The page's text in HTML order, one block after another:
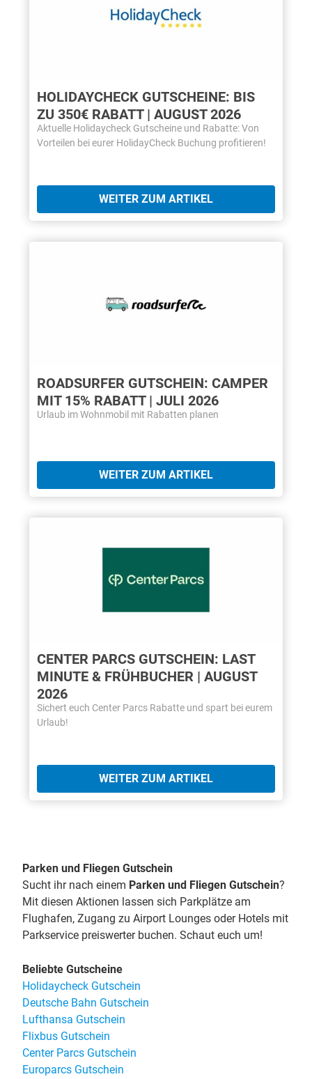
HOLIDAYCHECK GUTSCHEINE: BIS
ZU 350€ RABATT | AUGUST 2026
Aktuelle Holidaycheck Gutscheine und Rabatte: Von
Vorteilen bei eurer HolidayCheck Buchung profitieren!
WEITER ZUM ARTIKEL
ROADSURFER GUTSCHEIN: CAMPER
MIT 15% RABATT | JULI 2026
Urlaub im Wohnmobil mit Rabatten planen
WEITER ZUM ARTIKEL
CENTER PARCS GUTSCHEIN: LAST
MINUTE & FRÜHBUCHER | AUGUST
2026
Sichert euch Center Parcs Rabatte und spart bei eurem
Urlaub!
WEITER ZUM ARTIKEL
Parken und Fliegen Gutschein
Sucht ihr nach einem Parken und Fliegen Gutschein?
Mit diesen Aktionen lassen sich Parkplätze am
Flughafen, Zugang zu Airport Lounges oder Hotels mit
Parkservice preiswerter buchen. Schaut euch um!
Beliebte Gutscheine
Holidaycheck Gutschein
Deutsche Bahn Gutschein
Lufthansa Gutschein
Flixbus Gutschein
Center Parcs Gutschein
Europarcs Gutschein